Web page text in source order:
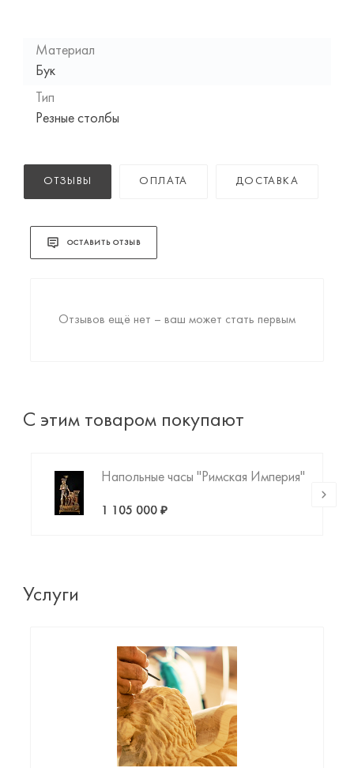
Материал
Бук
Тип
Резные столбы
ОТЗЫВЫ ОПЛАТА ДОСТАВКА
ОСТАВИТЬ ОТЗЫВ
Отзывов ещё нет – ваш может стать первым
С этим товаром покупают
Напольные часы "Римская Империя"
1 105 000 ₽
Услуги